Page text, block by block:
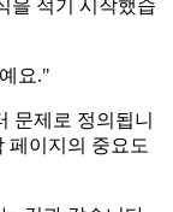
을 적기 시작했습
요."
문제로 정의됩니
페이지의 중요도